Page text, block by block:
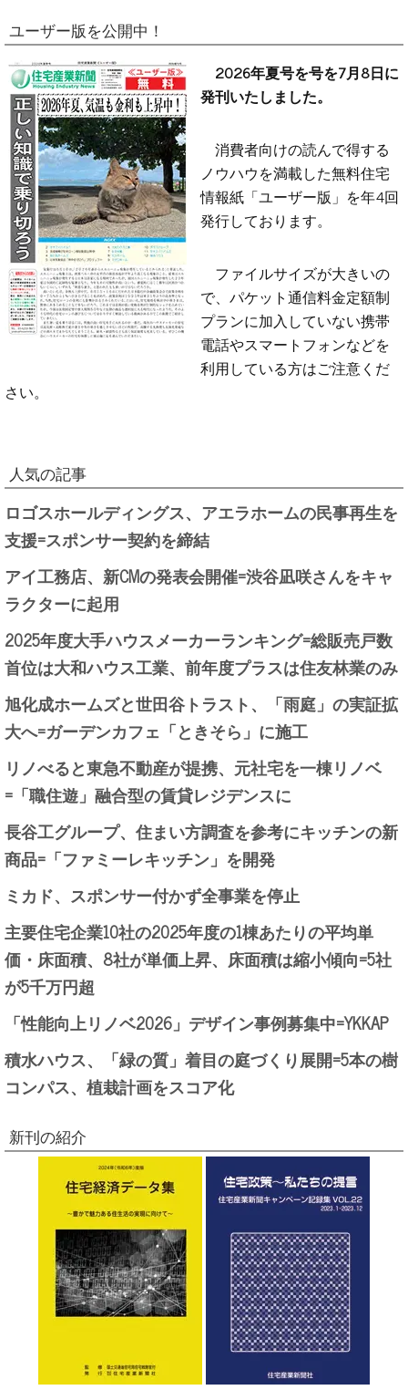
ユーザー版を公開中！
2026年夏号を号を7月8日に
発刊いたしました。
消費者向けの読んで得する
ノウハウを満載した無料住宅
情報紙「ユーザー版」を年4回
発行しております。
ファイルサイズが大きいの
で、パケット通信料金定額制
プランに加入していない携帯
電話やスマートフォンなどを
利用している方はご注意くだ
さい。
人気の記事
ロゴスホールディングス、アエラホームの民事再生を
支援=スポンサー契約を締結
アイ工務店、新CMの発表会開催=渋谷凪咲さんをキャ
ラクターに起用
2025年度大手ハウスメーカーランキング=総販売戸数
首位は大和ハウス工業、前年度プラスは住友林業のみ
旭化成ホームズと世田谷トラスト、「雨庭」の実証拡
大へ=ガーデンカフェ「ときそら」に施工
リノべると東急不動産が提携、元社宅を一棟リノベ
=「職住遊」融合型の賃貸レジデンスに
長谷工グループ、住まい方調査を参考にキッチンの新
商品=「ファミーレキッチン」を開発
ミカド、スポンサー付かず全事業を停止
主要住宅企業10社の2025年度の1棟あたりの平均単
価・床面積、8社が単価上昇、床面積は縮小傾向=5社
が5千万円超
「性能向上リノベ2026」デザイン事例募集中=YKKAP
積水ハウス、「緑の質」着目の庭づくり展開=5本の樹
コンパス、植栽計画をスコア化
新刊の紹介